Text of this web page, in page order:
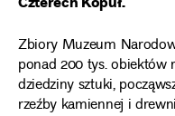
Zbiory Muzeum
ponad 200 tys. obiektów
dziedziny sztuki,
rzeźby kamiennej i